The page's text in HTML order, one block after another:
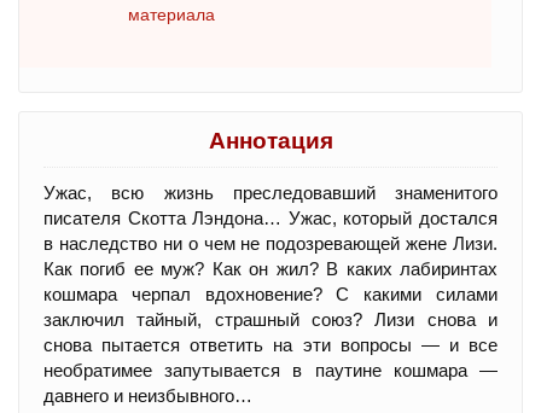
материала
Аннотация
Ужас, всю жизнь преследовавший знаменитого
писателя Скотта Лэндона… Ужас, который достался
в наследство ни о чем не подозревающей жене Лизи.
Как погиб ее муж? Как он жил? В каких лабиринтах
кошмара черпал вдохновение? С какими силами
заключил тайный, страшный союз? Лизи снова и
снова пытается ответить на эти вопросы — и все
необратимее запутывается в паутине кошмара —
давнего и неизбывного…